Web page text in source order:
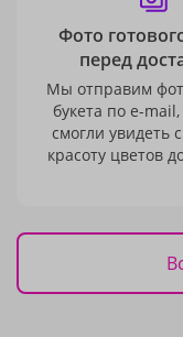
Фото
перед
Мы отправим
букета по e-
смогли увидеть
красоту цветов